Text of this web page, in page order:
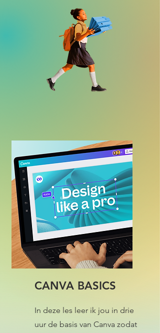
CANVA BASICS
In deze les leer ik jou in drie
uur de basis van Canva zodat